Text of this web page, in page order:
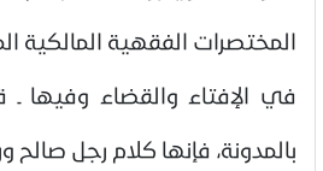
المختصرات الفقهية المالكية
في الإفتاء والقضاء وفيها ـ
بالمدونة، فإنها كلام رجل صالح